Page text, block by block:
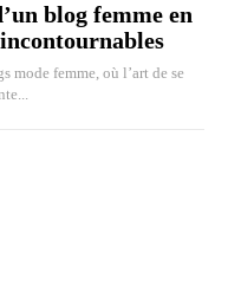
blog femme en
mode femme, où l’art de se